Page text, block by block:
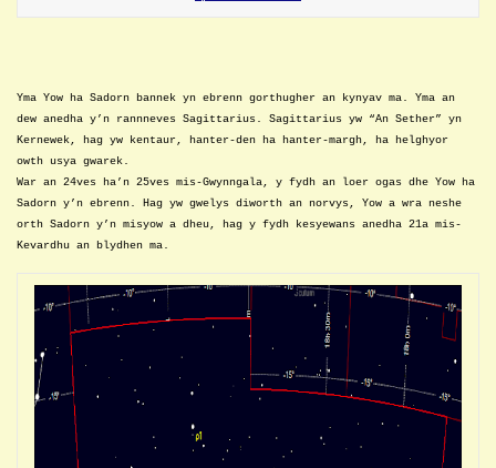
Yma Yow ha Sadorn bannek yn ebrenn gorthugher an kynyav ma. Yma an
dew anedha y’n rannneves Sagittarius. Sagittarius yw “An Sether” yn
Kernewek, hag yw kentaur, hanter-den ha hanter-margh, ha helghyor
owth usya gwarek.
War an 24ves ha’n 25ves mis-Gwynngala, y fydh an loer ogas dhe Yow ha
Sadorn y’n ebrenn. Hag yw gwelys diworth an norvys, Yow a wra neshe
orth Sadorn y’n misyow a dheu, hag y fydh kesyewans anedha 21a mis-
Kevardhu an blydhen ma.